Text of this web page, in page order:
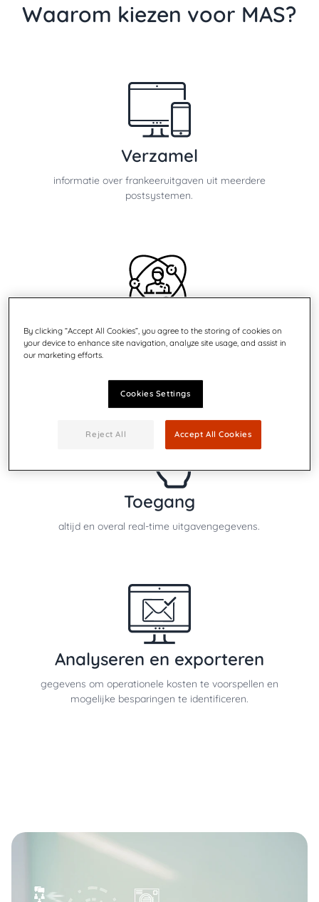
Waarom kiezen voor MAS?
Verzamel
informatie over frankeeruitgaven uit meerdere
postsystemen.
Consolideren
gegevens van meerdere locaties om de portokosten
Toegang
altijd en overal real-time uitgavengegevens.
Analyseren en exporteren
gegevens om operationele kosten te voorspellen en
mogelijke besparingen te identificeren.
By clicking “Accept All Cookies”, you agree to the storing of cookies on
your device to enhance site navigation, analyze site usage, and assist in
our marketing efforts.
Cookies Settings
Reject All Accept All Cookies